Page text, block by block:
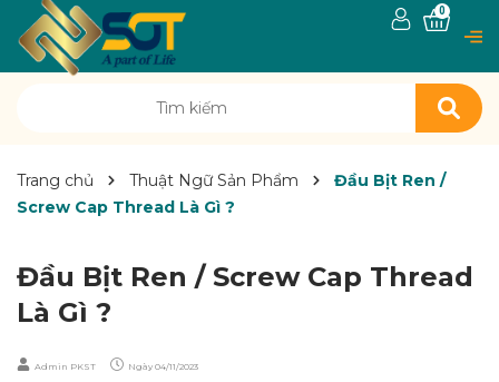
0
Trang chủ Thuật Ngữ Sản Phẩm
Đầu Bịt Ren /
Screw Cap Thread Là Gì ?
Đầu Bịt Ren / Screw Cap Thread
Là Gì ?
Admin PKST Ngày 04/11/2023